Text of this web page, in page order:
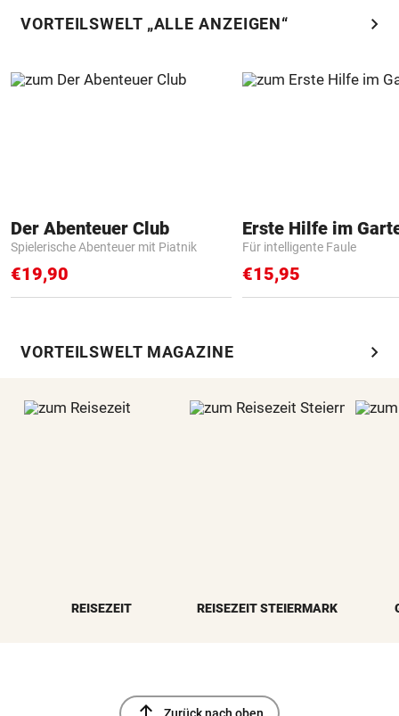
VORTEILSWELT „ALLE ANZEIGEN“ chevron_right
Der Abenteuer Club
Spielerische Abenteuer mit Piatnik
€19,90
Erste Hilfe im
Für intelligente Faule
€15,95
VORTEILSWELT MAGAZINE chevron_right
REISEZEIT REISEZEIT STEIERMARK
Zurück nach oben